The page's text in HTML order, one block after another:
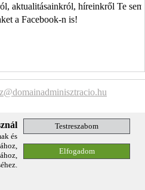
aktualitásainkról, híreinkről Te
a Facebook-n is!
és